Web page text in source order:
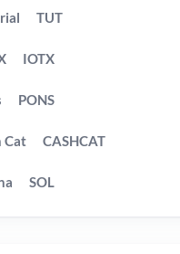
TUT
IOTX
PONS
Cat CASHCAT
SOL